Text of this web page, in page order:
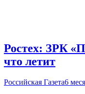
Ростех: ЗРК
что летит
Российская Газета6